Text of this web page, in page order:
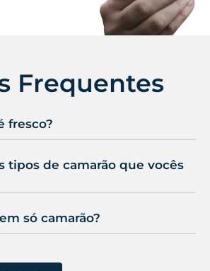
Frequentes
fresco?
tipos de camarão que vocês
só camarão?